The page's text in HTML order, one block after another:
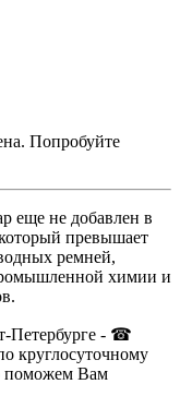
Попробуйте
еще не добавлен в
превышает
ремней,
химии и
Петербурге - ☎
круглосуточному
поможем Вам